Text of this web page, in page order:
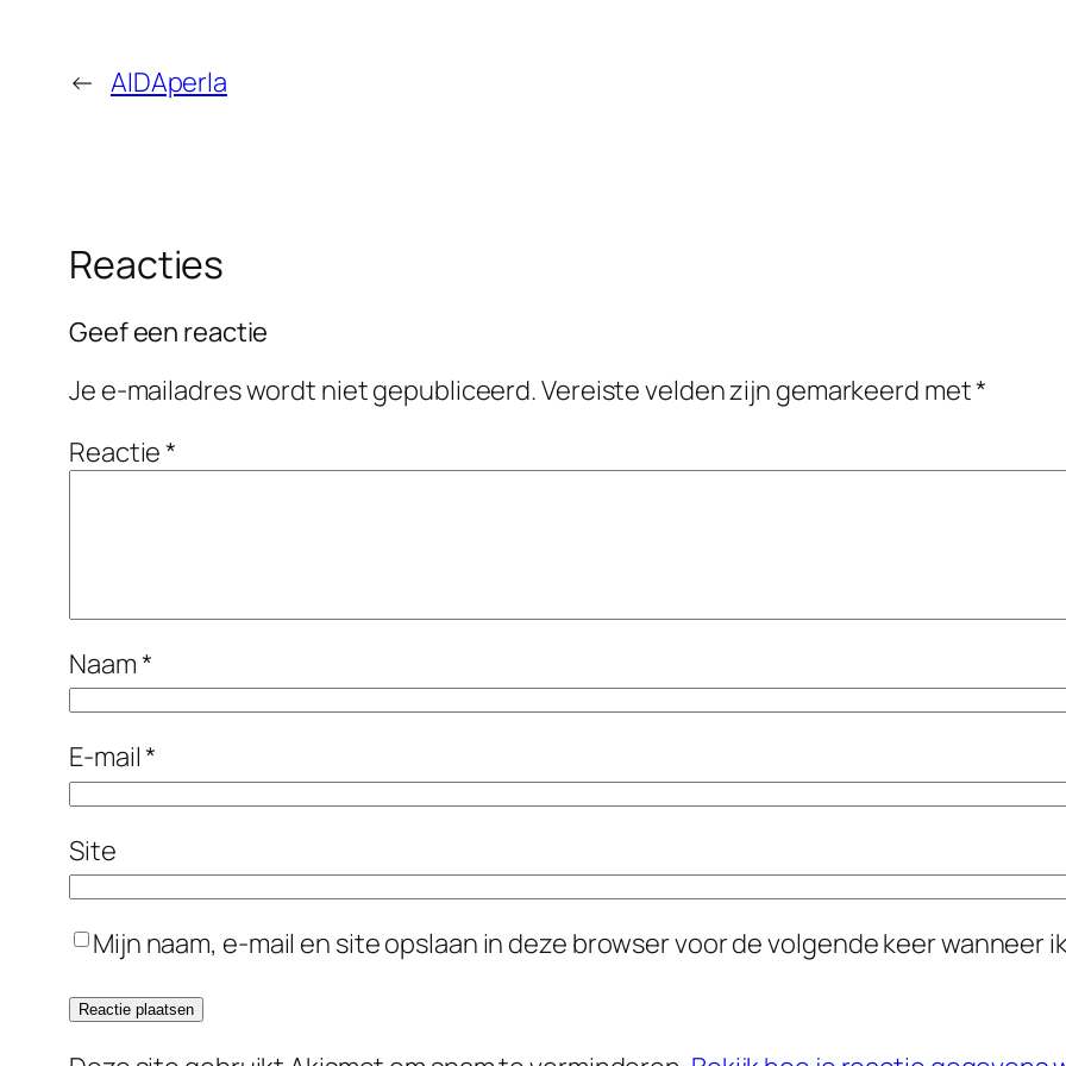
← AIDAperla
Reacties
Geef een reactie
Je e-mailadres wordt niet gepubliceerd.Vereiste velden zijn gemarkeerd met*
Reactie*
Naam*
E-mail*
Site
Mijn naam, e-mail en site opslaan in deze browser voor de volgende keer wanneer